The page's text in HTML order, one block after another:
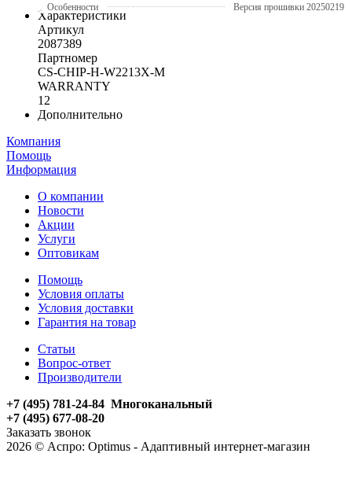
Особенности Версия прошивки 20250219
Характеристики
Артикул
2087389
Партномер
CS-CHIP-H-W2213X-M
WARRANTY
12
Дополнительно
Компания
Помощь
Информация
О компании
Новости
Акции
Услуги
Оптовикам
Помощь
Условия оплаты
Условия доставки
Гарантия на товар
Статьи
Вопрос-ответ
Производители
+7 (495) 781-24-84 Многоканальный
+7 (495) 677-08-20
Заказать звонок
2026 © Аспро: Optimus - Адаптивный интернет-магазин